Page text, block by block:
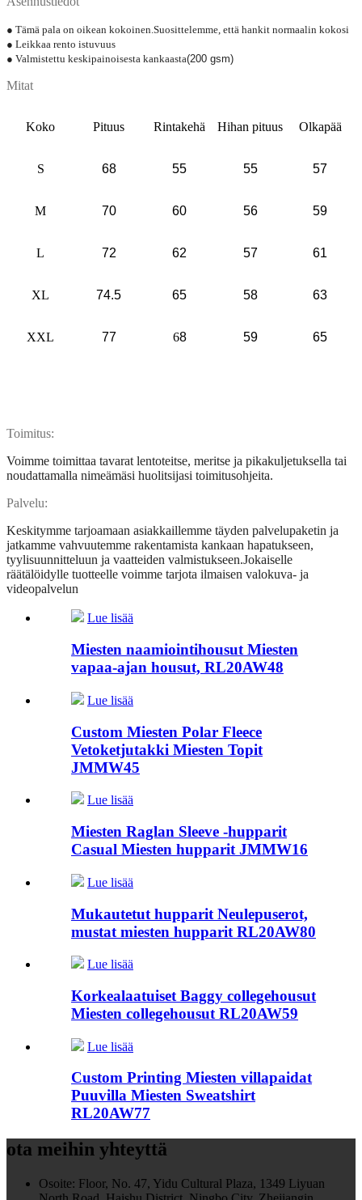
● Tämä pala on oikean kokoinen.Suosittelemme, että hankit normaalin kokosi
● Leikkaa rento istuvuus
● Valmistettu keskipainoisesta kankaasta(200 gsm)
Mitat
Koko Pituus Rintakehä Hihan pituus Olkapää
S 68 55 55 57
M 70 60 56 59
L 72 62 57 61
XL 74.5 65 58 63
XXL 77 68 59 65
Toimitus:
Voimme toimittaa tavarat lentoteitse, meritse ja pikakuljetuksella tai
noudattamalla nimeämäsi huolitsijasi toimitusohjeita.
Palvelu:
Keskitymme tarjoamaan asiakkaillemme täyden palvelupaketin ja
jatkamme vahvuutemme rakentamista kankaan hapatukseen,
tyylisuunnitteluun ja vaatteiden valmistukseen.Jokaiselle
räätälöidylle tuotteelle voimme tarjota ilmaisen valokuva- ja
videopalvelun
Lue lisää
Miesten naamiointihousut Miesten
vapaa-ajan housut, RL20AW48
Lue lisää
Custom Miesten Polar Fleece
Vetoketjutakki Miesten Topit
JMMW45
Lue lisää
Miesten Raglan Sleeve -hupparit
Casual Miesten hupparit JMMW16
Lue lisää
Mukautetut hupparit Neulepuserot,
mustat miesten hupparit RL20AW80
Lue lisää
Korkealaatuiset Baggy collegehousut
Miesten collegehousut RL20AW59
Lue lisää
Custom Printing Miesten villapaidat
Puuvilla Miesten Sweatshirt
RL20AW77
ota meihin yhteyttä
Osoite: Floor, No. 47, Yidu Cultural Plaza, 1349 Liyuan